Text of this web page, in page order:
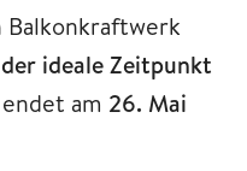
Balkonkraftwerk
ideale Zeitpunkt
am 26. Mai